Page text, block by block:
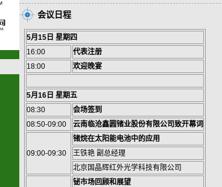
会议日程
5月15日 星期四
16:00
代表注册
18:00
欢迎晚宴
5月16日 星期五
08:30
会场签到
08:50-09:00
云南临沧鑫圆锗业股份有限公司致开幕词
09:00-09:30
锗烷在太阳能电池中的应用
王铁艳 副总经理
北京国晶辉红外光学科技有限公司
铋市场回顾和展望